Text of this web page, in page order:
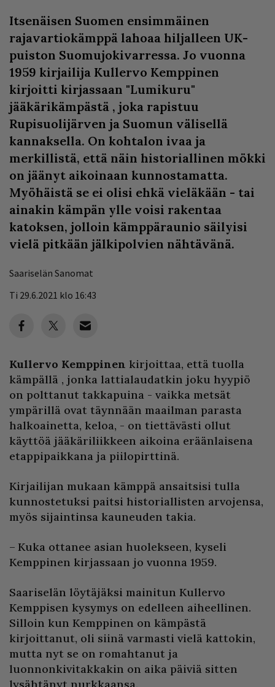
Itsenäisen Suomen ensimmäinen
rajavartiokämppä lahoaa hiljalleen UK-
puiston Suomujokivarressa. Jo vuonna
1959 kirjailija Kullervo Kemppinen
kirjoitti kirjassaan "Lumikuru"
jääkärikämpästä , joka rapistuu
Rupisuolijärven ja Suomun välisellä
kannaksella. On kohtalon ivaa ja
merkillistä, että näin historiallinen mökki
on jäänyt aikoinaan kunnostamatta.
Myöhäistä se ei olisi ehkä vieläkään - tai
ainakin kämpän ylle voisi rakentaa
katoksen, jolloin kämppäraunio säilyisi
vielä pitkään jälkipolvien nähtävänä.
Saariselän Sanomat
Ti 29.6.2021 klo 16:43
Kullervo Kemppinen kirjoittaa, että tuolla
kämpällä , jonka lattialaudatkin joku hyypiö
on polttanut takkapuina - vaikka metsät
ympärillä ovat täynnään maailman parasta
halkoainetta, keloa, - on tiettävästi ollut
käyttöä jääkäriliikkeen aikoina eräänlaisena
etappipaikkana ja piilopirttinä.
Kirjailijan mukaan kämppä ansaitsisi tulla
kunnostetuksi paitsi historiallisten arvojensa,
myös sijaintinsa kauneuden takia.
– Kuka ottanee asian huolekseen, kyseli
Kemppinen kirjassaan jo vuonna 1959.
Saariselän löytäjäksi mainitun Kullervo
Kemppisen kysymys on edelleen aiheellinen.
Silloin kun Kemppinen on kämpästä
kirjoittanut, oli siinä varmasti vielä kattokin,
mutta nyt se on romahtanut ja
luonnonkivitakkakin on aika päiviä sitten